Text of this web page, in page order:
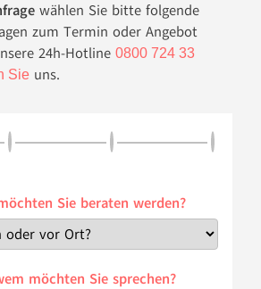
wählen Sie bitte folgende
zum Termin oder Angebot
24h-Hotline 0800 724 33
Sie uns.
Sie beraten werden?
möchten Sie sprechen?